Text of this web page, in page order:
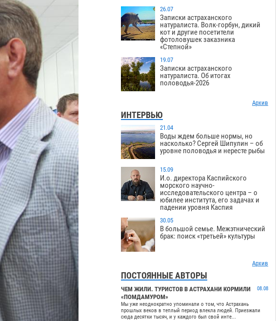
26.07
Записки астраханского
натуралиста. Волк-горбун, дикий
кот и другие посетители
фотоловушек заказника
«Степной»
19.07
Записки астраханского
натуралиста. Об итогах
половодья-2026
Архив
ИНТЕРВЬЮ
21.04
Воды ждем больше нормы, но
насколько? Сергей Шипулин – об
уровне половодья и нересте рыбы
15.09
И.о. директора Каспийского
морского научно-
исследовательского центра – о
юбилее института, его задачах и
падении уровня Каспия
30.05
В большой семье. Межэтнический
брак: поиск «третьей» культуры
Архив
ПОСТОЯННЫЕ АВТОРЫ
ЧЕМ ЖИЛИ. ТУРИСТОВ В АСТРАХАНИ КОРМИЛИ
«ПОМДАМУРОМ»
08.08
Мы уже неоднократно упоминали о том, что Астрахань
прошлых веков в теплый период влекла людей. Приезжали
сюда десятки тысяч, и у каждого был свой инте...